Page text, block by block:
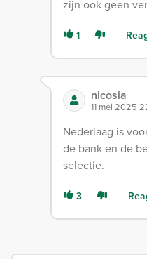
zijn ook geen
1
nicosia
11 mei 2025
Nederlaag is
de bank en de
selectie.
3